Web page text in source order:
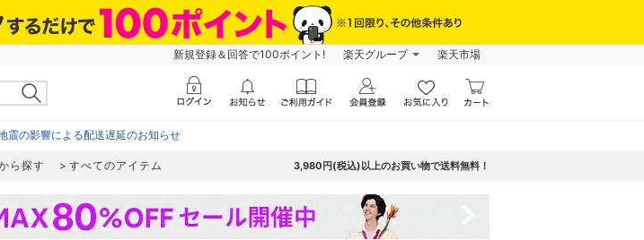
新規登録＆回答で100ポイント! 楽天グループ 楽天市場
震の影響による配送遅延のお知らせ
ら探す すべてのアイテム 3,980円(税込)以上のお買い物で送料無料！